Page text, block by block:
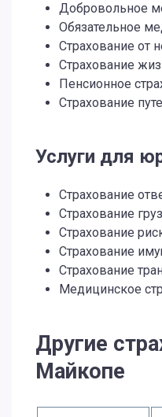
Добровольное
Обязательное
Страхование от
Страхование
Пенсионное
Страхование
Услуги для
Страхование
Страхование
Страхование
Страхование
Страхование
Медицинское
Другие
Майкопе